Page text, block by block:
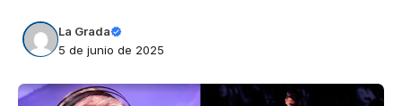
La Grada
5 de junio de 2025